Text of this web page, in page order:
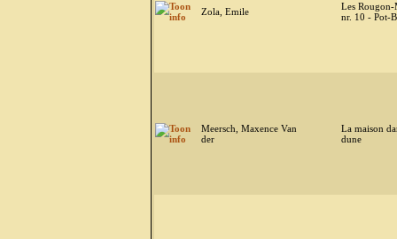
Zola, Emile
Les Rougon-
nr. 10 - Pot-
Meersch, Maxence Van
der
La maison
dune